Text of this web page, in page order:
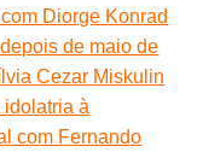
Diorge Konrad
de maio de
Cezar Miskulin
idolatria à
com Fernando